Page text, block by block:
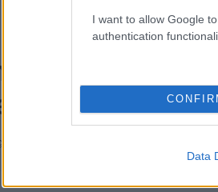
I want to allow Google
authentication
Data
be egy
ne várj túl
11:25